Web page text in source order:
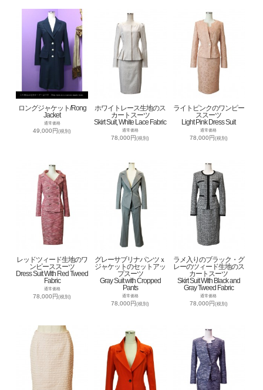
ロングジャケット/Rong
Jacket
通常価格
49,000円(税別)
ホワイトレース生地のス
カートスーツ
Skirt Suit, White Lace Fabric
通常価格
78,000円(税別)
ライトピンクのワンピー
ススーツ
Light Pink Dress Suit
通常価格
78,000円(税別)
レッドツィード生地のワ
ンピーススーツ
Dress Suit With Red Tweed
Fabric
通常価格
78,000円(税別)
グレーサブリナパンツｘ
ジャケットのセットアッ
プスーツ
Gray Suit with Cropped
Pants
通常価格
78,000円(税別)
ラメ入りのブラック・グ
レーのツィード生地のス
カートスーツ
Skirt Suit With Black and
Gray Tweed Fabric
通常価格
78,000円(税別)